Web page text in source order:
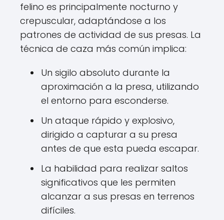
felino es principalmente nocturno y
crepuscular, adaptándose a los
patrones de actividad de sus presas. La
técnica de caza más común implica:
Un sigilo absoluto durante la
aproximación a la presa, utilizando
el entorno para esconderse.
Un ataque rápido y explosivo,
dirigido a capturar a su presa
antes de que esta pueda escapar.
La habilidad para realizar saltos
significativos que les permiten
alcanzar a sus presas en terrenos
difíciles.